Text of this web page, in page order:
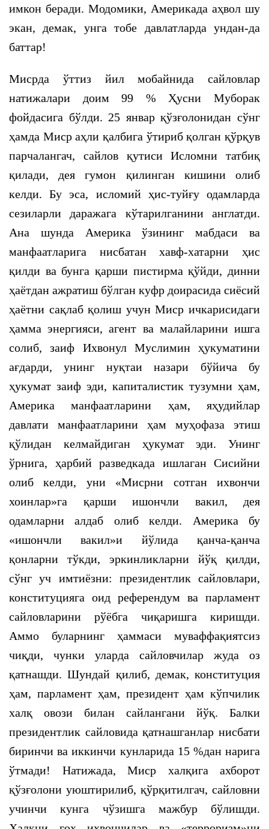
имкон беради. Модомики, Америкада аҳвол шу
экан, демак, унга тобе давлатларда ундан-да
баттар!
Мисрда ўттиз йил мобайнида сайловлар
натижалари доим 99 % Ҳусни Муборак
фойдасига бўлди. 25 январ қўзғолонидан сўнг
ҳамда Миср аҳли қалбига ўтириб қолган қўрқув
парчалангач, сайлов қутиси Исломни татбиқ
қилади, дея гумон қилинган кишини олиб
келди. Бу эса, исломий ҳис-туйғу одамларда
сезиларли даражага кўтарилганини англатди.
Ана шунда Америка ўзининг мабдаси ва
манфаатларига нисбатан хавф-хатарни ҳис
қилди ва бунга қарши пистирма қўйди, динни
ҳаётдан ажратиш бўлган куфр доирасида сиёсий
ҳаётни сақлаб қолиш учун Миср ичкарисидаги
ҳамма энергияси, агент ва малайларини ишга
солиб, заиф Ихвонул Муслимин ҳукуматини
ағдарди, унинг нуқтаи назари бўйича бу
ҳукумат заиф эди, капиталистик тузумни ҳам,
Америка манфаатларини ҳам, яҳудийлар
давлати манфаатларини ҳам муҳофаза этиш
қўлидан келмайдиган ҳукумат эди. Унинг
ўрнига, ҳарбий разведкада ишлаган Сисийни
олиб келди, уни «Мисрни сотган ихвончи
хоинлар»га қарши ишончли вакил, дея
одамларни алдаб олиб келди. Америка бу
«ишончли вакил»и йўлида қанча-қанча
қонларни тўкди, эркинликларни йўқ қилди,
сўнг уч имтиёзни: президентлик сайловлари,
конституцияга оид референдум ва парламент
сайловларини рўёбга чиқаришга киришди.
Аммо буларнинг ҳаммаси муваффақиятсиз
чиқди, чунки уларда сайловчилар жуда оз
қатнашди. Шундай қилиб, демак, конституция
ҳам, парламент ҳам, президент ҳам кўпчилик
халқ овози билан сайлангани йўқ. Балки
президентлик сайловида қатнашганлар нисбати
биринчи ва иккинчи кунларида 15 %дан нарига
ўтмади! Натижада, Миср халқига ахборот
қўзғолони уюштирилиб, қўрқитилгач, сайловни
учинчи кунга чўзишга мажбур бўлишди.